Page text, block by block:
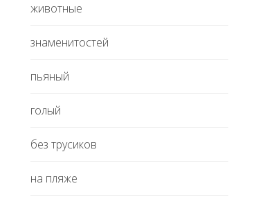
животные
знаменитостей
пьяный
голый
без трусиков
на пляже